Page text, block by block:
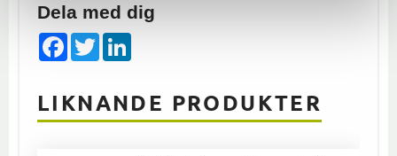
Dela med dig
Facebook
Twitter
LIKNANDE PRODUKTER